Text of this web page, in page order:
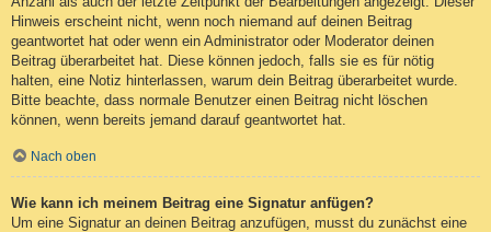
Hinweis erscheint nicht, wenn noch niemand auf deinen Beitrag
geantwortet hat oder wenn ein Administrator oder Moderator deinen
Beitrag überarbeitet hat. Diese können jedoch, falls sie es für nötig
halten, eine Notiz hinterlassen, warum dein Beitrag überarbeitet wurde.
Bitte beachte, dass normale Benutzer einen Beitrag nicht löschen
können, wenn bereits jemand darauf geantwortet hat.
Nach oben
Wie kann ich meinem Beitrag eine Signatur anfügen?
Um eine Signatur an deinen Beitrag anzufügen, musst du zunächst eine